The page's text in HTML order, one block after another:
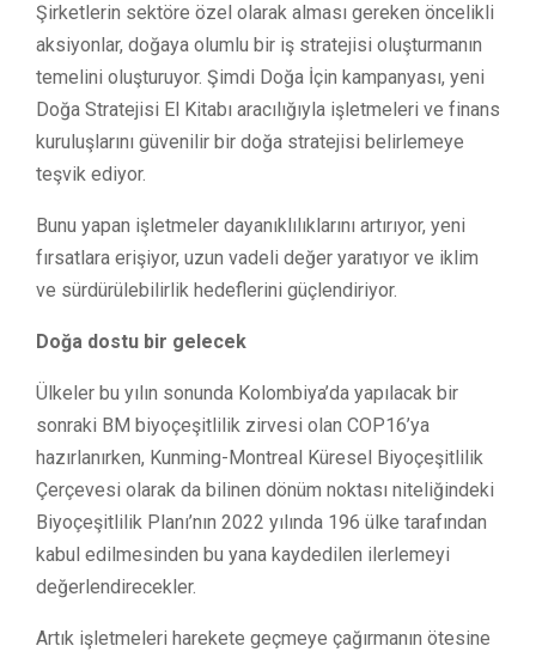
Şirketlerin sektöre özel olarak alması gereken öncelikli
aksiyonlar, doğaya olumlu bir iş stratejisi oluşturmanın
temelini oluşturuyor. Şimdi Doğa İçin kampanyası, yeni
Doğa Stratejisi El Kitabı aracılığıyla işletmeleri ve finans
kuruluşlarını güvenilir bir doğa stratejisi belirlemeye
teşvik ediyor.
Bunu yapan işletmeler dayanıklılıklarını artırıyor, yeni
fırsatlara erişiyor, uzun vadeli değer yaratıyor ve iklim
ve sürdürülebilirlik hedeflerini güçlendiriyor.
Doğa dostu bir gelecek
Ülkeler bu yılın sonunda Kolombiya’da yapılacak bir
sonraki BM biyoçeşitlilik zirvesi olan COP16’ya
hazırlanırken, Kunming-Montreal Küresel Biyoçeşitlilik
Çerçevesi olarak da bilinen dönüm noktası niteliğindeki
Biyoçeşitlilik Planı’nın 2022 yılında 196 ülke tarafından
kabul edilmesinden bu yana kaydedilen ilerlemeyi
değerlendirecekler.
Artık işletmeleri harekete geçmeye çağırmanın ötesine